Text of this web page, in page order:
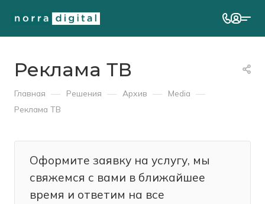
Реклама ТВ
Главная — Решения — Архив — Media —
Реклама ТВ
Оформите заявку на услугу, мы
свяжемся с вами в ближайшее
время и ответим на все